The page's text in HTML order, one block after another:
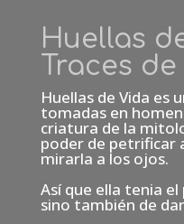
Huellas
Traces de
Huellas de Vida es
tomadas en
criatura de la
poder de petrificar
mirarla a los ojos.
Así que ella tenia
sino también de